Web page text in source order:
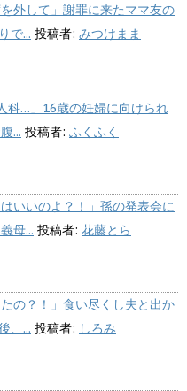
を外して」謝罪に来たママ友の
で... 投稿者: みつけまま
科…」16歳の妊婦に向けられ
... 投稿者: ふくふく
はいいのよ？！」孫の発表会に
母... 投稿者: 花藤とら
たの？！」食い尽くし夫と出か
、... 投稿者: しろみ